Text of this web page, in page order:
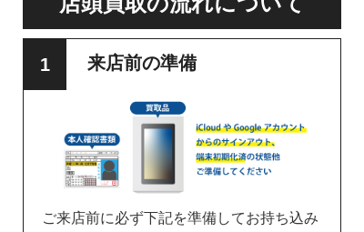
来店前の準備
ご来店前に必ず下記を準備してお持ち込み